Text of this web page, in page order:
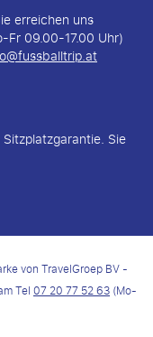
erreichen uns
09.00-17.00 Uhr)
Sie
von TravelGroep BV -
Tel07 20 77 52 63(Mo-